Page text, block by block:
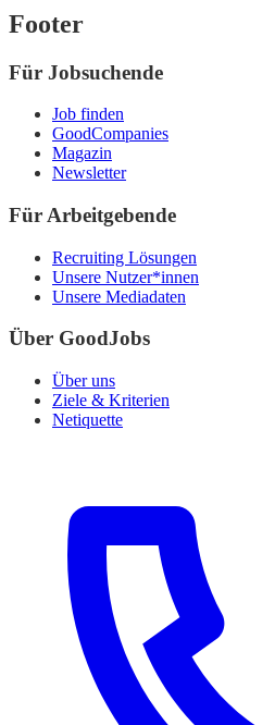
Footer
Für Jobsuchende
Job finden
GoodCompanies
Magazin
Newsletter
Für Arbeitgebende
Recruiting Lösungen
Unsere Nutzer*innen
Unsere Mediadaten
Über GoodJobs
Über uns
Ziele & Kriterien
Netiquette